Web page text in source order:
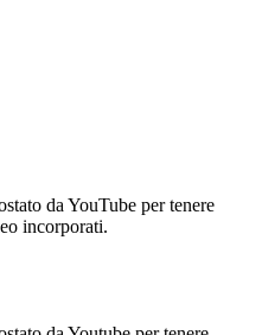
da YouTube per tenere
incorporati.